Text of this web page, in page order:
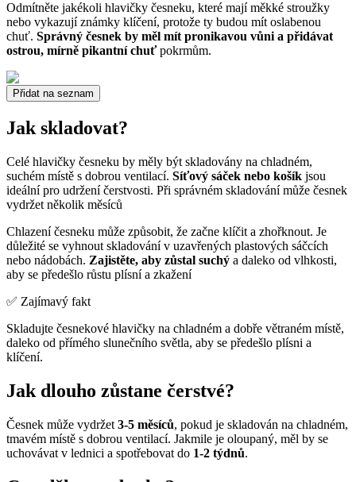
Odmítněte jakékoli hlavičky česneku, které mají měkké stroužky
nebo vykazují známky klíčení, protože ty budou mít oslabenou
chuť. Správný česnek by měl mít pronikavou vůni a přidávat
ostrou, mírně pikantní chuťpokrmům.
Přidat na seznam
Jak skladovat?
Celé hlavičky česneku by měly být skladovány na chladném,
suchém místě s dobrou ventilací. Síťový sáček nebo košík jsou
ideální pro udržení čerstvosti. Při správném skladování může česnek
vydržet několik měsíců
Chlazení česneku může způsobit, že začne klíčit a zhořknout. Je
důležité se vyhnout skladování v uzavřených plastových sáčcích
nebo nádobách. Zajistěte, aby zůstal suchý a daleko od vlhkosti,
aby se předešlo růstu plísní a zkažení
✅ Zajímavý fakt
Skladujte česnekové hlavičky na chladném a dobře větraném místě,
daleko od přímého slunečního světla, aby se předešlo plísni a
klíčení.
Jak dlouho zůstane čerstvé?
Česnek může vydržet 3-5 měsíců, pokud je skladován na chladném,
tmavém místě s dobrou ventilací. Jakmile je oloupaný, měl by se
uchovávat v lednici a spotřebovat do 1-2 týdnů.